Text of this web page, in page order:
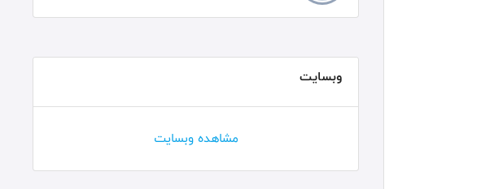
وبسایت
مشاهده وبسایت